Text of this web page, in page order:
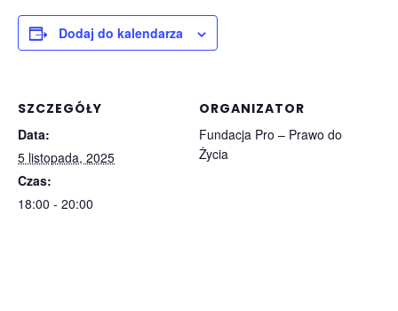
Dodaj do kalendarza
SZCZEGÓŁY
Data:
5 listopada, 2025
Czas:
18:00 - 20:00
ORGANIZATOR
Fundacja Pro – Prawo do
Życia